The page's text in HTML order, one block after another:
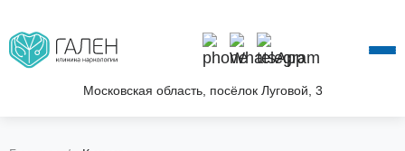
Московская область, посёлок Луговой, 3
О КЛИНИКЕ
УСЛУГИ